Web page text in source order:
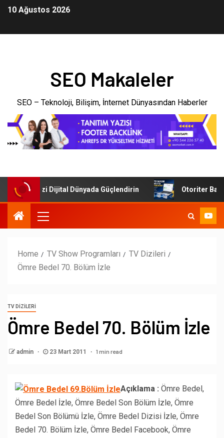
10 Ağustos 2026
SEO Makaleler
SEO – Teknoloji, Bilişim, İnternet Dünyasından Haberler
Dijital Dünyada Güçlendirin Otoriter
Home TV Show Programları
TV Dizileri
Ömre Bedel 70. Bölüm İzle
TV DIZILERI
Ömre Bedel 70. Bölüm İzle
admin 23 Mart 2011 1 min read
Açıklama : Ömre Bedel,
Ömre Bedel İzle, Ömre Bedel Son Bölüm İzle, Ömre
Bedel Son Bölümü İzle, Ömre Bedel Dizisi İzle, Ömre
Bedel 70. Bölüm İzle, Ömre Bedel Facebook, Ömre